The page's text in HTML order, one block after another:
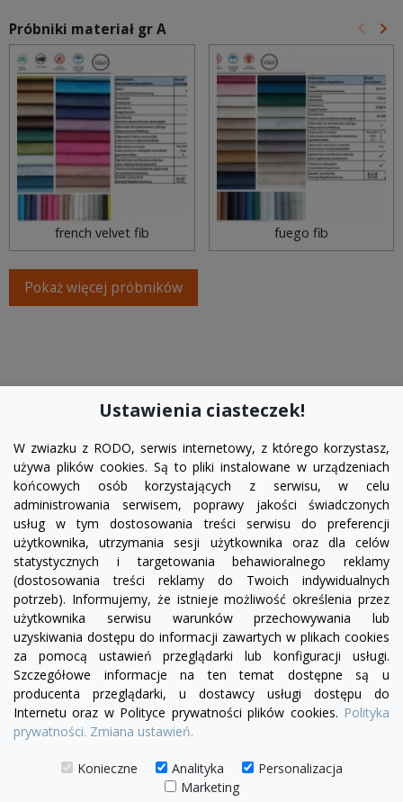
Próbniki materiał gr A keyboard_arrow_left keyboard_arrow_right
french velvet fib fuego fib
Pokaż więcej próbników
FacebookYouTubePinterest
Ustawienia ciasteczek!
W zwiazku z RODO, serwis internetowy, z którego korzystasz,
używa plików cookies. Są to pliki instalowane w urządzeniach
końcowych osób korzystających z serwisu, w celu
administrowania serwisem, poprawy jakości świadczonych
usług w tym dostosowania treści serwisu do preferencji
użytkownika, utrzymania sesji użytkownika oraz dla celów
statystycznych i targetowania behawioralnego reklamy
(dostosowania treści reklamy do Twoich indywidualnych
potrzeb). Informujemy, że istnieje możliwość określenia przez
użytkownika serwisu warunków przechowywania lub
uzyskiwania dostępu do informacji zawartych w plikach cookies
za pomocą ustawień przeglądarki lub konfiguracji usługi.
Szczegółowe informacje na ten temat dostępne są u
producenta przeglądarki, u dostawcy usługi dostępu do
Internetu oraz w Polityce prywatności plików cookies. Polityka
prywatności. Zmiana ustawień.
Konieczne Analityka
Personalizacja
Marketing
PRODUKTY

INFORMACJE
